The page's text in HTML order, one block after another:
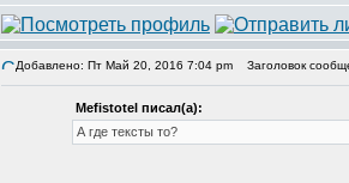
Добавлено: Пт Май 20, 2016 7:04 pm Заголовок
Mefistotel писал(а):
А где тексты то?